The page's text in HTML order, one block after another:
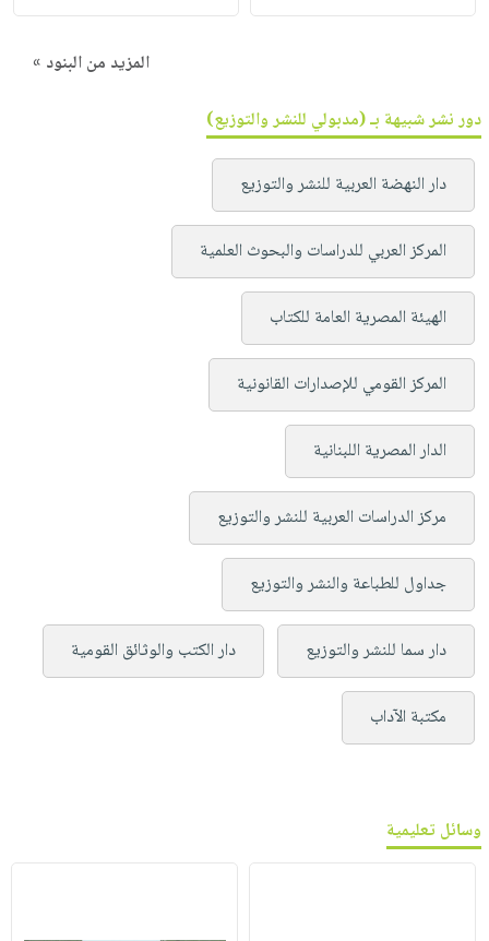
المزيد من البنود »
دور نشر شبيهة بـ (مدبولي للنشر والتوزيع)
دار النهضة العربية للنشر والتوزيع
المركز العربي للدراسات والبحوث العلمية
الهيئة المصرية العامة للكتاب
المركز القومي للإصدارات القانونية
الدار المصرية اللبنانية
مركز الدراسات العربية للنشر والتوزيع
جداول للطباعة والنشر والتوزيع
دار سما للنشر والتوزيع دار الكتب والوثائق القومية
مكتبة الآداب
وسائل تعليمية